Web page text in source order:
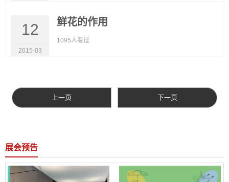
12
2015-03
鲜花的作用
1095人看过
上一页 下一页
展会预告